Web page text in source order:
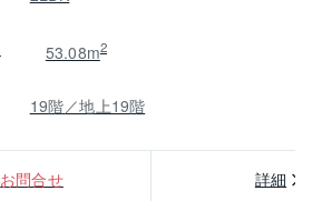
53.08m2
19階／地上19階
お問合せ 詳細